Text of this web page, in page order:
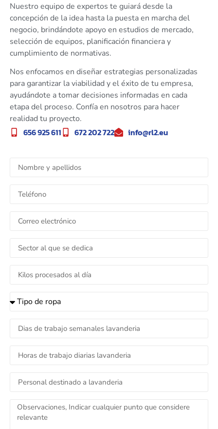
Nuestro equipo de expertos te guiará desde la
concepción de la idea hasta la puesta en marcha del
negocio, brindándote apoyo en estudios de mercado,
selección de equipos, planificación financiera y
cumplimiento de normativas.
Nos enfocamos en diseñar estrategias personalizadas
para garantizar la viabilidad y el éxito de tu empresa,
ayudándote a tomar decisiones informadas en cada
etapa del proceso. Confía en nosotros para hacer
realidad tu proyecto.
656 925 611 672 202 722 info@rl2.eu